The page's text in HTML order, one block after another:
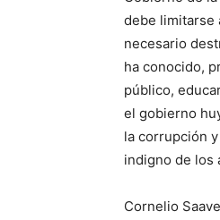
debe limitarse
necesario
ha conocido,
público,
el gobierno
la corrupción
indigno de los
Cornelio